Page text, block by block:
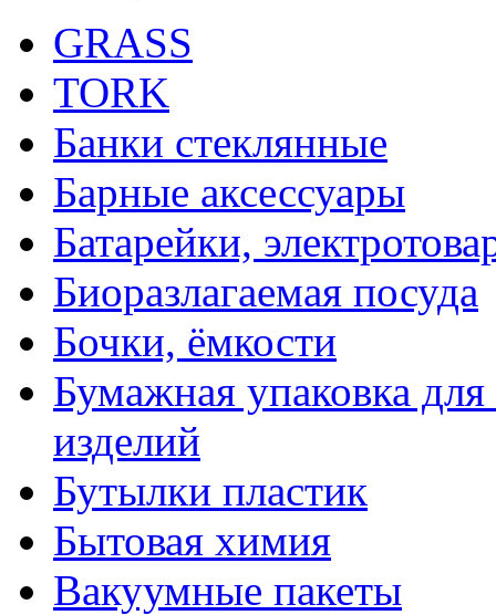
GRASS
TORK
Банки стеклянные
Барные аксессуары
Батарейки,
Биоразлагаемая посуда
Бочки, ёмкости
Бумажная упаковка
изделий
Бутылки пластик
Бытовая химия
Вакуумные пакеты